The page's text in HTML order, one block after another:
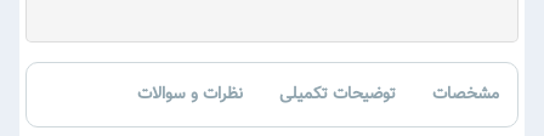
مشخصات توضیحات تکمیلی نظرات و سوالات